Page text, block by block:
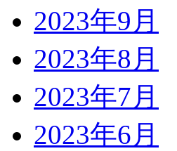
2023年9月
2023年8月
2023年7月
2023年6月